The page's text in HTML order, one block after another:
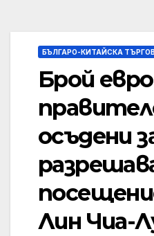
БЪЛГАРО-КИТАЙСКА
Брой
осъдени
Лин Чиа-